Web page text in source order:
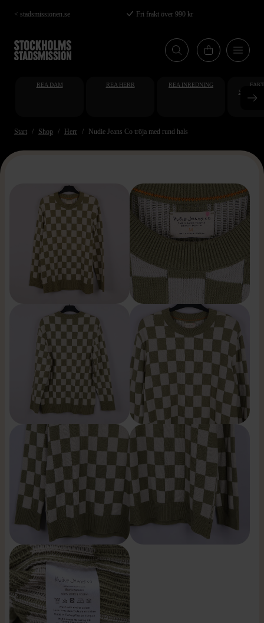
Hoppa
till
huvudinnehåll
< stadsmissionen.se Fri frakt över 990 kr
REA DAM REA HERR REA INREDNING
Start Shop Herr Nudie Jeans Co tröja med rund hals